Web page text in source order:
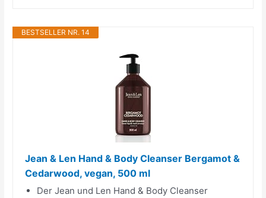
BESTSELLER NR. 14
Jean & Len Hand & Body Cleanser Bergamot &
Cedarwood, vegan, 500 ml
Der Jean und Len Hand & Body Cleanser